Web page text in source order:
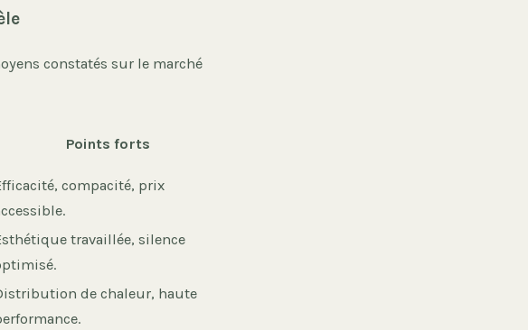
constatés sur le marché
Points forts
compacité, prix
travaillée, silence
de chaleur, haute